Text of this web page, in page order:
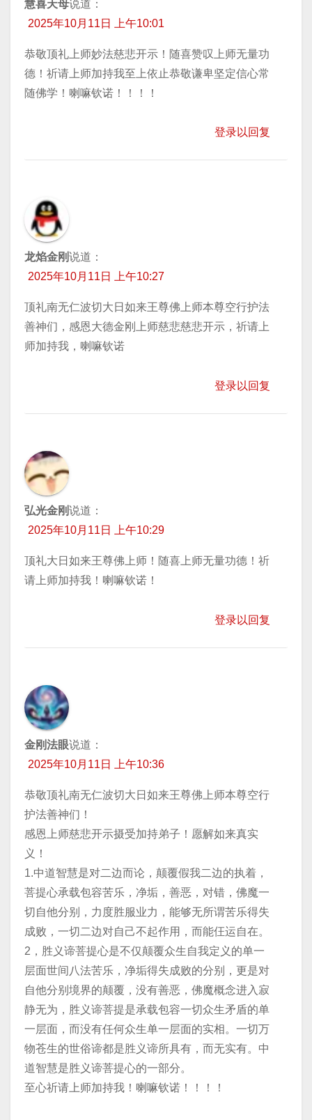
慧喜天母说道：
2025年10月11日 上午10:01
恭敬顶礼上师妙法慈悲开示！随喜赞叹上师无量功
德！祈请上师加持我至上依止恭敬谦卑坚定信心常
随佛学！喇嘛钦诺！！！！
登录以回复
龙焰金刚说道：
2025年10月11日 上午10:27
顶礼南无仁波切大日如来王尊佛上师本尊空行护法
善神们，感恩大德金刚上师慈悲慈悲开示，祈请上
师加持我，喇嘛钦诺
登录以回复
弘光金刚说道：
2025年10月11日 上午10:29
顶礼大日如来王尊佛上师！随喜上师无量功德！祈
请上师加持我！喇嘛钦诺！
登录以回复
金刚法眼说道：
2025年10月11日 上午10:36
恭敬顶礼南无仁波切大日如来王尊佛上师本尊空行
护法善神们！
​感恩上师慈悲开示摄受加持弟子！愿解如来真实
义！
1.中道智慧是对二边而论，颠覆假我二边的执着，
菩提心承载包容苦乐，净垢，善恶，对错，佛魔一
切自他分别，力度胜服业力，能够无所谓苦乐得失
成败，一切二边对自己不起作用，而能仼运自在。
2，胜义谛菩提心是不仅颠覆众生自我定义的单一
层面世间八法苦乐，净垢得失成败的分别，更是对
自他分别境界的颠覆，没有善恶，佛魔概念进入寂
静无为，胜义谛菩提是承载包容一切众生矛盾的单
一层面，而没有任何众生单一层面的实相。一切万
物苍生的世俗谛都是胜义谛所具有，而无实有。中
道智慧是胜义谛菩提心的一部分。
​至心祈请上师加持我！喇嘛钦诺！！！！